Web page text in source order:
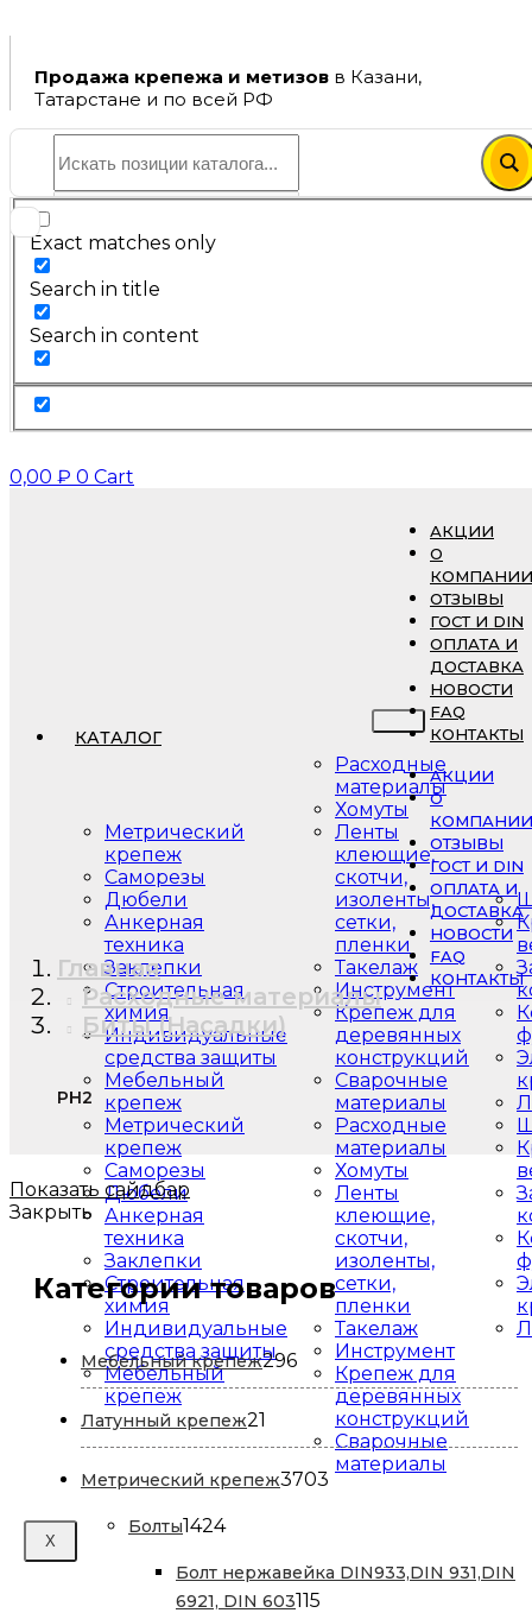
Продажа крепежа и метизов в Казани,
Татарстане и по всей РФ
Exact matches only
Search in title
Search in content
0,00 ₽ 0 Cart
КАТАЛОГ
Метрический
крепеж
Саморезы
Дюбели
Анкерная
техника
Заклепки
Строительная
химия
Индивидуальные
средства защиты
Мебельный
крепеж
Метрический
крепеж
Саморезы
Дюбели
Анкерная
техника
Заклепки
Строительная
химия
Индивидуальные
средства защиты
Мебельный
крепеж
Расходные
материалы
Хомуты
Ленты
клеющие,
скотчи,
изоленты,
сетки,
пленки
Такелаж
Инструмент
Крепеж для
деревянных
конструкций
Сварочные
материалы
Расходные
материалы
Хомуты
Ленты
клеющие,
скотчи,
изоленты,
сетки,
пленки
Такелаж
Инструмент
Крепеж для
деревянных
конструкций
Сварочные
материалы
X
АКЦИИ
О
КОМПАНИИ
ОТЗЫВЫ
ГОСТ И DIN
ОПЛАТА И
ДОСТАВКА
НОВОСТИ
FAQ
КОНТАКТЫ
АКЦИИ
О
КОМПАНИИ
ОТЗЫВЫ
ГОСТ И DIN
ОПЛАТА И
ДОСТАВКА
НОВОСТИ
FAQ
КОНТАКТЫ
Главная
Расходные материалы
Биты (Насадки)
PH2
Показать сайдбар
Закрыть
Категории товаров
Мебельный крепеж296296
товаров
Латунный крепеж21
товар
Метрический крепеж3703 3703
Болты14241424
Болт нержавейка DIN933,DIN 931,DIN
6921, DIN 603115